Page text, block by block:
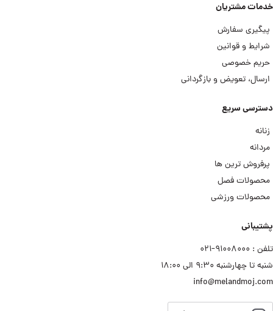
خدمات مشتریان
پیگیری سفارش
شرایط و قوانین
حریم خصوصی
ارسال، تعویض و بازگردانی
دسترسی سریع
زنانه
مردانه
پرفروش ترین ها
محصولات فصل
محصولات ورزشی
پشتیبانی
تلفن : ۹۱۰۰۸۰۰۰−۰۲۱
شنبه تا چهارشنبه ۹:۳۰ الی ۱۸:۰۰
info@melandmoj.com